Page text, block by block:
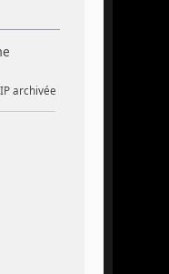
IP archivée